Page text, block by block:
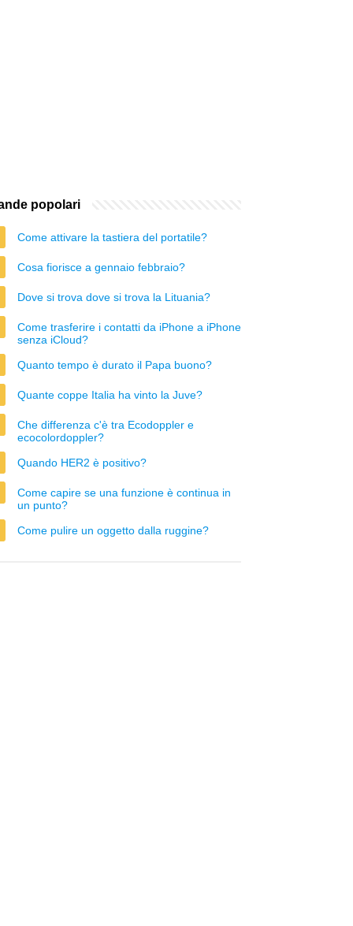
popolari
Come attivare la tastiera del portatile?
Cosa fiorisce a gennaio febbraio?
Dove si trova dove si trova la Lituania?
Come trasferire i contatti da iPhone a iPhone
senza iCloud?
Quanto tempo è durato il Papa buono?
Quante coppe Italia ha vinto la Juve?
Che differenza c'è tra Ecodoppler e
ecocolordoppler?
Quando HER2 è positivo?
Come capire se una funzione è continua in
un punto?
Come pulire un oggetto dalla ruggine?